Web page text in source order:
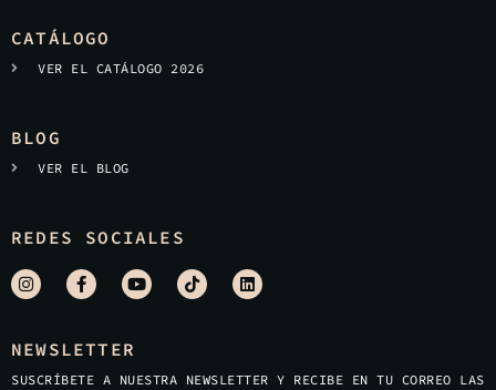
CATÁLOGO
VER EL CATÁLOGO 2026
BLOG
VER EL BLOG
REDES SOCIALES
NEWSLETTER
SUSCRÍBETE A NUESTRA NEWSLETTER Y RECIBE EN TU CORREO LAS